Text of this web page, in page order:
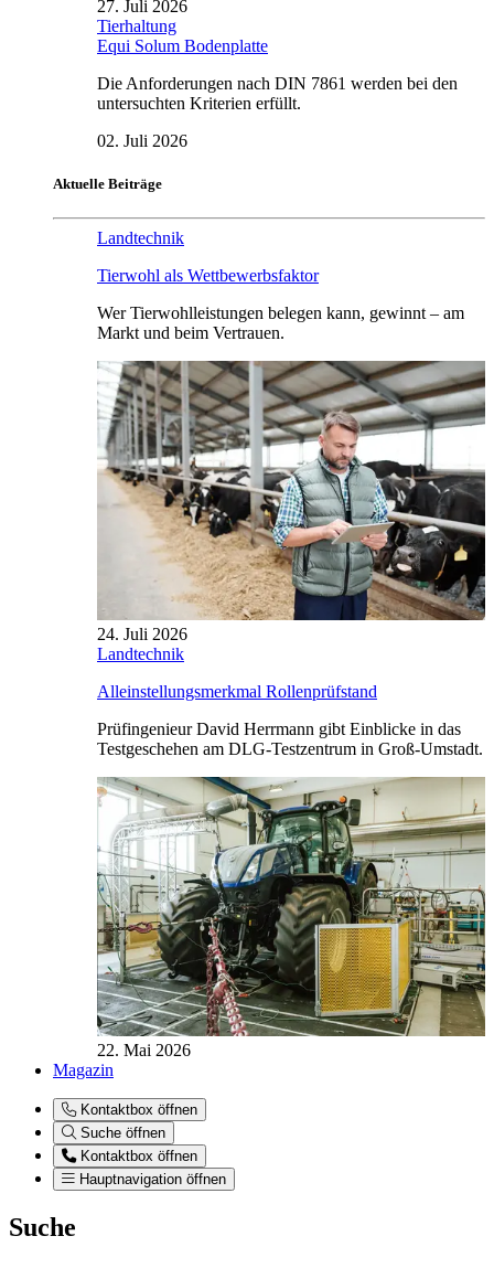
27. Juli 2026
Tierhaltung
Equi Solum Bodenplatte
Die Anforderungen nach DIN 7861 werden bei den
untersuchten Kriterien erfüllt.
02. Juli 2026
Aktuelle Beiträge
Landtechnik
Tierwohl als Wettbewerbsfaktor
Wer Tierwohlleistungen belegen kann, gewinnt – am
Markt und beim Vertrauen.
24. Juli 2026
Landtechnik
Alleinstellungsmerkmal Rollenprüfstand
Prüfingenieur David Herrmann gibt Einblicke in das
Testgeschehen am DLG-Testzentrum in Groß-Umstadt.
22. Mai 2026
Magazin
Kontaktbox öffnen
Suche öffnen
Kontaktbox öffnen
Hauptnavigation öffnen
Suche